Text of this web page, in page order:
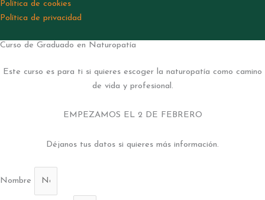
Política de cookies
Política de privacidad
Curso de Graduado en Naturopatía
Este curso es para ti si quieres escoger la naturopatía como camino
de vida y profesional.
EMPEZAMOS EL 2 DE FEBRERO
Déjanos tus datos si quieres más información.
Nombre